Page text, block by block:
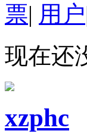
票| 用户
现在还
xzphc